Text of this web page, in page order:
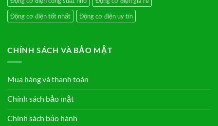
Động cơ điện tốt nhất
Động cơ điện uy tín
CHÍNH SÁCH VÀ BẢO MẬT
Mua hàng và thanh toán
Chính sách bảo mật
Chính sách bảo hành